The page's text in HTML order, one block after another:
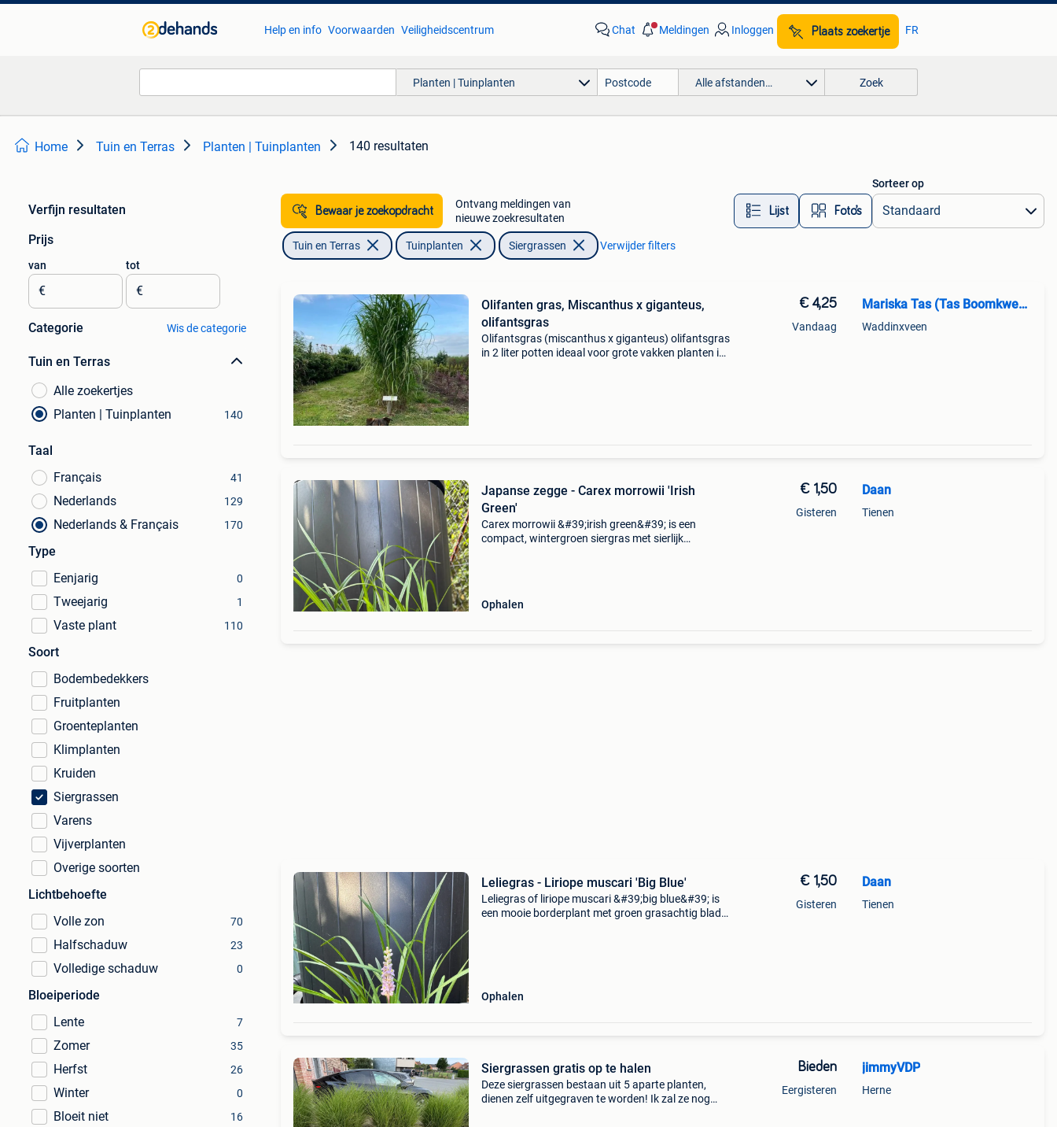
Help en info Voorwaarden Veiligheidscentrum Chat Meldingen Inloggen Plaats zoekertje FR
Planten | Tuinplanten Alle afstanden… Zoek
Home Tuin en Terras Planten | Tuinplanten 140 resultaten
Verfijn resultaten
Prijs
van
€
tot
€
Categorie Wis de categorie
Tuin en Terras
Alle zoekertjes
Planten | Tuinplanten
140
Taal
Français
41
Nederlands 129
Nederlands & Français 170
Type
Eenjarig
0
Tweejarig 1
Vaste plant 110
Soort
Bodembedekkers
Fruitplanten
Groenteplanten
Klimplanten
Kruiden
Siergrassen
Varens
Vijverplanten
Overige soorten
Lichtbehoefte
Volle zon
70
Halfschaduw 23
Volledige schaduw 0
Bloeiperiode
Lente
7
Zomer 35
Herfst 26
Winter 0
Bloeit niet 16
Bewaar je zoekopdracht
Ontvang meldingen van
nieuwe zoekresultaten
Lijst Foto’s
Sorteer op
Tuin en Terras Tuinplanten Siergrassen Verwijder filters
Olifanten gras, Miscanthus x giganteus,
olifantsgras
Olifantsgras (miscanthus x giganteus) olifantsgras
in 2 liter potten ideaal voor grote vakken planten in
€ 4,25
Vandaag
Mariska Tas (Tas Boomkwekerij.nl)
Waddinxveen
Japanse zegge - Carex morrowii 'Irish
Green'
Carex morrowii &#39;irish green&#39; is een
compact, wintergroen siergras met sierlijk
Ophalen
€ 1,50
Gisteren
Daan
Tienen
Leliegras - Liriope muscari 'Big Blue'
Leliegras of liriope muscari &#39;big blue&#39; is
een mooie borderplant met groen grasachtig blad
Ophalen
€ 1,50
Gisteren
Daan
Tienen
Siergrassen gratis op te halen
Deze siergrassen bestaan uit 5 aparte planten,
dienen zelf uitgegraven te worden! Ik zal ze nog
Bieden
Eergisteren
jimmyVDP
Herne